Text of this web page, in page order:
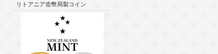
リトアニア造幣局製コイン